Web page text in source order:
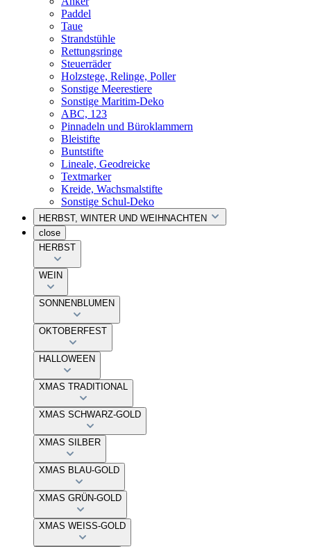
Paddel
Taue
Strandstühle
Rettungsringe
Steuerräder
Holzstege, Relinge, Poller
Sonstige Meerestiere
Sonstige Maritim-Deko
ABC, 123
Pinnadeln und Büroklammern
Bleistifte
Buntstifte
Lineale, Geodreicke
Textmarker
Kreide, Wachsmalstifte
Sonstige Schul-Deko
HERBST, WINTER UND WEIHNACHTEN
close
HERBST
WEIN
SONNENBLUMEN
OKTOBERFEST
HALLOWEEN
XMAS TRADITIONAL
XMAS SCHWARZ-GOLD
XMAS SILBER
XMAS BLAU-GOLD
XMAS GRÜN-GOLD
XMAS WEISS-GOLD